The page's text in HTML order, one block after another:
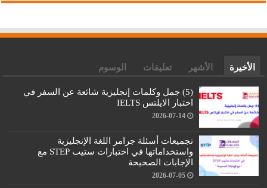
الأخيرة الأشهر تعليقات الوسوم
(5) جمل وكلمات إنجليزية شائعة عن السفر في
اختبار الايلتس IELTS
2026-07-14
تجميعات أسئلة جرامر اللغة الإنجليزية
واستخداماتها في اختبارات ستيب STEP مع
الإجابات الصحيحة
2026-07-05